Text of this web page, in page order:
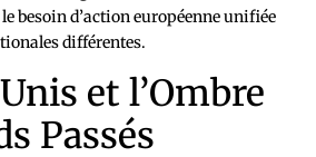
besoin d’action européenne unifiée
différentes.
et l’Ombre
Passés